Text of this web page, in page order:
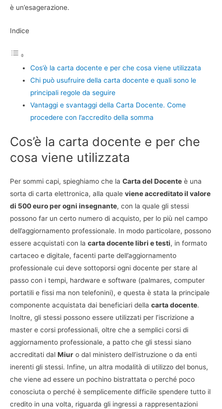
è un’esagerazione.
Indice
Cos’è la carta docente e per che cosa viene utilizzata
Chi può usufruire della carta docente e quali sono le
principali regole da seguire
Vantaggi e svantaggi della Carta Docente. Come
procedere con l’accredito della somma
Cos’è la carta docente e per che
cosa viene utilizzata
Per sommi capi, spieghiamo che la Carta del Docente è una
sorta di carta elettronica, alla quale viene accreditato il valore
di 500 euro per ogni insegnante, con la quale gli stessi
possono far un certo numero di acquisto, per lo più nel campo
dell’aggiornamento professionale. In modo particolare, possono
essere acquistati con la carta docente libri e testi, in formato
cartaceo e digitale, facenti parte dell’aggiornamento
professionale cui deve sottoporsi ogni docente per stare al
passo con i tempi, hardware e software (palmares, computer
portatili e fissi ma non telefonini), e questa è stata la principale
componente acquistata dai beneficiari della carta docente.
Inoltre, gli stessi possono essere utilizzati per l’iscrizione a
master e corsi professionali, oltre che a semplici corsi di
aggiornamento professionale, a patto che gli stessi siano
accreditati dal Miur o dal ministero dell’istruzione o da enti
inerenti gli stessi. Infine, un altra modalità di utilizzo del bonus,
che viene ad essere un pochino bistrattata o perché poco
conosciuta o perché è semplicemente difficile spendere tutto il
credito in una volta, riguarda gli ingressi a rappresentazioni